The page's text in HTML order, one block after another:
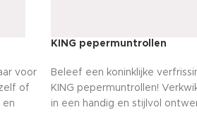
voor
of
en
KING pepermuntrollen
Beleef een koninklijke
KING pepermuntrollen!
in een handig en stijlvol